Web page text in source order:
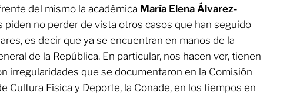
del mismo la académica María Elena Álvarez-
piden no perder de vista otros casos que han seguido
es decir que ya se encuentran en manos de la
de la República. En particular, nos hacen ver, tienen
irregularidades que se documentaron en la Comisión
Cultura Física y Deporte, la Conade, en los tiempos en